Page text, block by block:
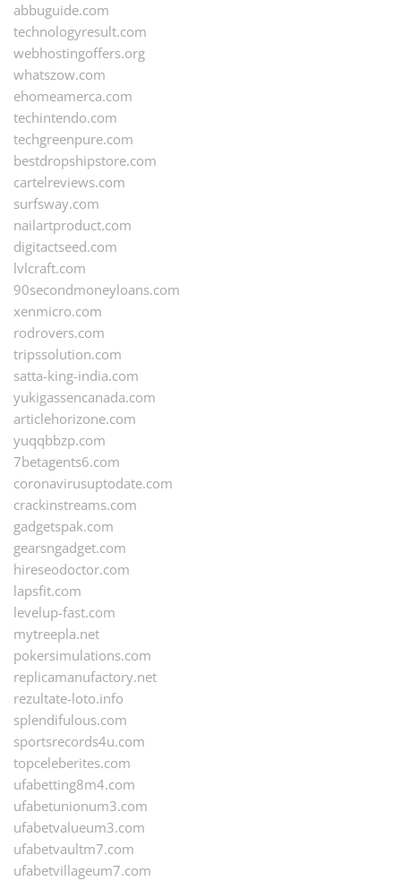
abbuguide.com
technologyresult.com
webhostingoffers.org
whatszow.com
ehomeamerca.com
techintendo.com
techgreenpure.com
bestdropshipstore.com
cartelreviews.com
surfsway.com
nailartproduct.com
digitactseed.com
lvlcraft.com
90secondmoneyloans.com
xenmicro.com
rodrovers.com
tripssolution.com
satta-king-india.com
yukigassencanada.com
articlehorizone.com
yuqqbbzp.com
7betagents6.com
coronavirusuptodate.com
crackinstreams.com
gadgetspak.com
gearsngadget.com
hireseodoctor.com
lapsfit.com
levelup-fast.com
mytreepla.net
pokersimulations.com
replicamanufactory.net
rezultate-loto.info
splendifulous.com
sportsrecords4u.com
topceleberites.com
ufabetting8m4.com
ufabetunionum3.com
ufabetvalueum3.com
ufabetvaultm7.com
ufabetvillageum7.com